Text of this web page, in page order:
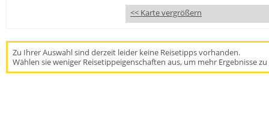
<< Karte vergrößern
Zu Ihrer Auswahl sind derzeit leider keine Reisetipps vorhanden.
Wählen sie weniger Reisetippeigenschaften aus, um mehr Ergebnisse